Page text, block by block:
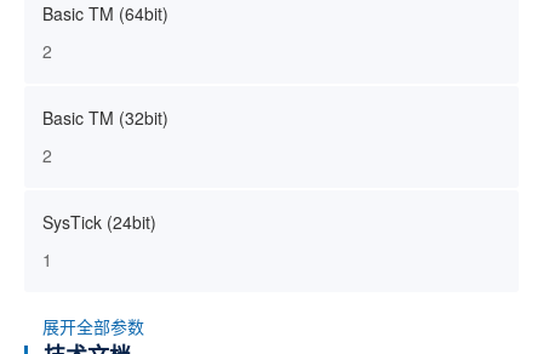
Basic TM (64bit)
2
Basic TM (32bit)
2
SysTick (24bit)
1
展开全部参数